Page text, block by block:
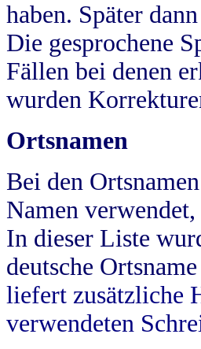
haben. Später
Die gesprochene
Fällen bei denen
wurden
Ortsnamen
Bei den
Namen
In dieser Liste
deutsche
liefert zusätzliche
verwendeten